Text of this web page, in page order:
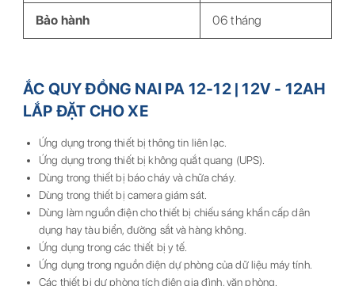
Bảo hành 06 tháng
ẮC QUY ĐỒNG NAI PA 12-12 | 12V - 12AH
LẮP ĐẶT CHO XE
Ứng dụng trong thiết bị thông tin liên lạc.
Ứng dụng trong thiết bị không quắt quang (UPS).
Dùng trong thiết bị báo cháy và chữa cháy.
Dùng trong thiết bị camera giám sát.
Dùng làm nguồn điện cho thiết bị chiếu sáng khẩn cấp dân
dụng hay tàu biển, đường sắt và hàng không.
Ứng dụng trong các thiết bị y tế.
Ứng dụng trong nguồn điện dự phòng của dữ liệu máy tính.
Các thiết bị dự phòng tích điện gia đình, văn phòng.